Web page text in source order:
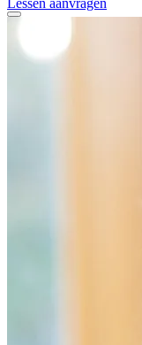
Lessen aanvragen